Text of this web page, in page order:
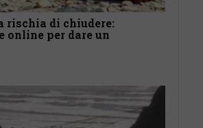
rischia di chiudere:
online per dare un